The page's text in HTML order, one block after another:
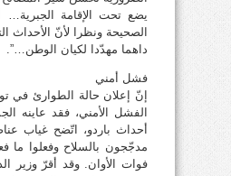
يضع تحت الإقامة
الصحيحة ونظرا لأنّ الأحداث
داهما مهدّدا لكيان الوطن…”.
فشل أمني
إنّ إعلان حالة الطوارئ
الفشل الأمني، فقد عاينه
أحداث باردو، اتّضح غياب
مدجّجون بالسلاح وفعلوا ما
فوات الأوان. وقد أقرّ وزير